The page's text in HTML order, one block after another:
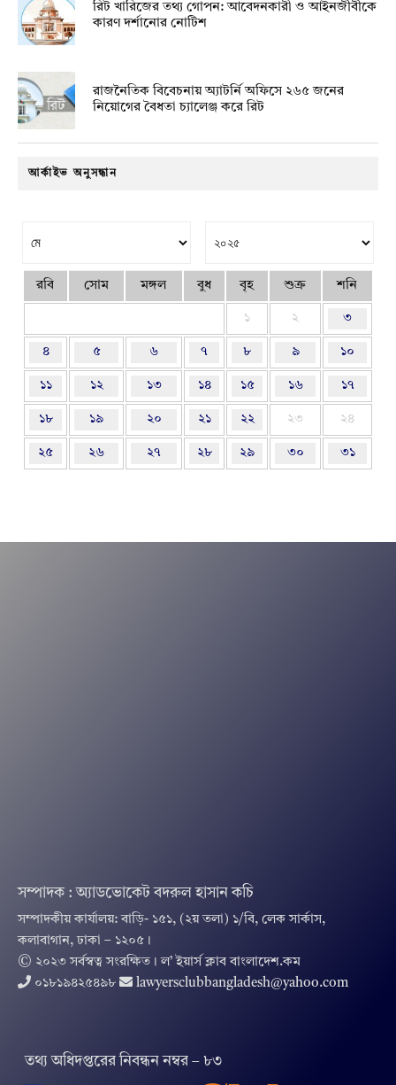
রিট খারিজের তথ্য গোপন: আবেদনকারী ও আইনজীবীকে
কারণ দর্শানোর নোটিশ
রাজনৈতিক বিবেচনায় অ‍্যাটর্নি অফিসে ২৬৫ জনের
নিয়োগের বৈধতা চ্যালেঞ্জ করে রিট
আর্কাইভ অনুসন্ধান
রবি সোম মঙ্গল বুধ বৃহ শুক্র শনি
১ ২ ৩
৪ ৫ ৬ ৭ ৮ ৯ ১০
১১ ১২ ১৩ ১৪ ১৫ ১৬ ১৭
১৮ ১৯ ২০ ২১ ২২ ২৩ ২৪
২৫ ২৬ ২৭ ২৮ ২৯ ৩০ ৩১
সম্পাদক : অ্যাডভোকেট বদরুল হাসান কচি
সম্পাদকীয় কার্যালয়: বাড়ি- ১৫১, (২য় তলা) ১/বি, লেক সার্কাস,
কলাবাগান, ঢাকা – ১২০৫।
© ২০২৩ সর্বস্বত্ব সংরক্ষিত । ল’ ইয়ার্স ক্লাব বাংলাদেশ.কম
০১৮১৯৪২৫৪৯৮
lawyersclubbangladesh@yahoo.com
তথ‌্য অ‌ধিদপ্ত‌রের নিবন্ধন নম্বর – ৮৩